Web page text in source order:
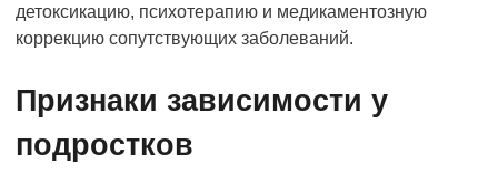
детоксикацию, психотерапию и медикаментозную
коррекцию сопутствующих заболеваний.
Признаки зависимости у
подростков